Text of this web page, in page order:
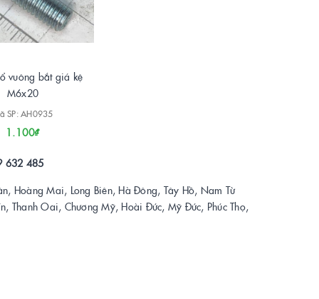
vuông bắt giá kệ
M6x20
SP: AH0935
1.100₫
632 485
Hoàng Mai, Long Biên, Hà Đông, Tây Hồ, Nam Từ
Thanh Oai, Chương Mỹ, Hoài Đức, Mỹ Đức, Phúc Thọ,